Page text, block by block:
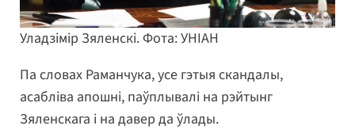
Уладзімір Зяленскі. Фота: УНІАН
Па словах Раманчука, усе гэтыя скандалы,
асабліва апошні, паўплывалі на рэйтынг
Зяленскага і на давер да ўлады.